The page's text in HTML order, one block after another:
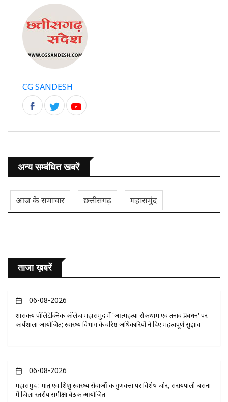
CG SANDESH
अन्य सम्बंधित खबरें
आज के समाचार छत्तीसगढ़ महासमुंद
ताजा ख़बरें
06-08-2026
​शासकीय पॉलिटेक्निक कॉलेज महासमुंद में 'आत्महत्या रोकथाम एवं तनाव प्रबंधन' पर
कार्यशाला आयोजित; स्वास्थ्य विभाग के वरिष्ठ अधिकारियों ने दिए महत्वपूर्ण सुझाव
06-08-2026
महासमुंद : मातृ एवं शिशु स्वास्थ्य सेवाओं की गुणवत्ता पर विशेष जोर, सरायपाली-बसना
में जिला स्तरीय समीक्षा बैठक आयोजित